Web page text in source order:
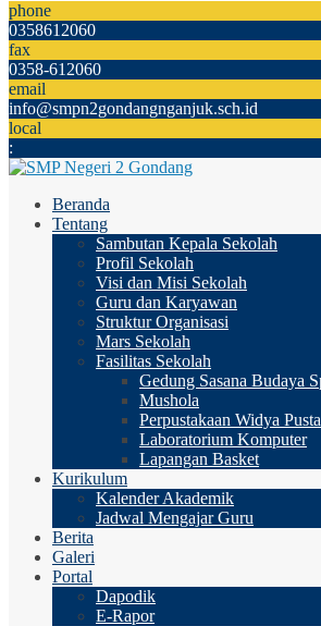
phone
0358612060
fax
0358-612060
email
info@smpn2gondangnganjuk.sch.id
local
:
Beranda
Tentang
Sambutan Kepala Sekolah
Profil Sekolah
Visi dan Misi Sekolah
Guru dan Karyawan
Struktur Organisasi
Mars Sekolah
Fasilitas Sekolah
Gedung Sasana Budaya
Mushola
Perpustakaan Widya
Laboratorium Komputer
Lapangan Basket
Kurikulum
Kalender Akademik
Jadwal Mengajar Guru
Berita
Galeri
Portal
Dapodik
E-Rapor